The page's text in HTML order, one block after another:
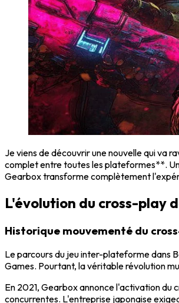
Je viens de découvrir une nouvelle qui va
complet entre toutes les plateformes**.
Gearbox transforme complètement
L'évolution du cross-play
Historique mouvementé du
Le parcours du jeu inter-plateforme dans
Games. Pourtant, la véritable révolution
En 2021, Gearbox annonce l'activation du
concurrentes. L'entreprise japonaise